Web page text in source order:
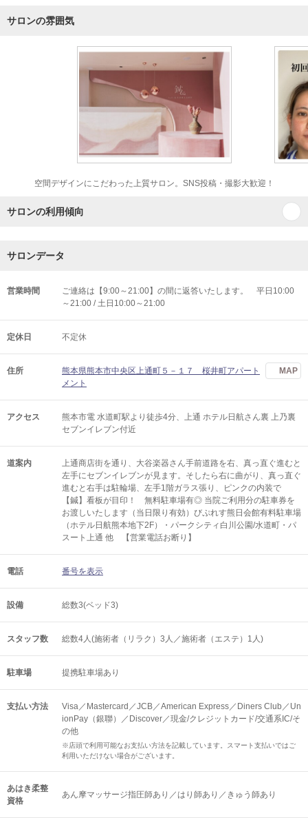
サロンの雰囲気
空間デザインにこだわった上質サロン。SNS投稿・撮影大歓迎！
サロンの利用傾向
サロンデータ
営業時間
ご連絡は【9:00～21:00】の間に返答いたします。 平日10:00
～21:00 / 土日10:00～21:00
定休日 不定休
住所
熊本県熊本市中央区上通町５－１７ 桜井町アパート
メント
MAP
アクセス
熊本市電 水道町駅より徒歩4分、上通 ホテル日航さん裏 上乃裏
セブンイレブン付近
道案内
上通商店街を通り、大谷楽器さん手前道路を右、真っ直ぐ進むと
左手にセブンイレブンが見ます。そしたら右に曲がり、真っ直ぐ
進むと右手は駐輪場、左手1階ガラス張り、ピンクの内装で
【鍼】看板が目印！ 無料駐車場有◎ 当院ご利用分の駐車券を
お渡しいたします（当日限り有効）びぷれす熊日会館有料駐車場
（ホテル日航熊本地下2F）・パークシティ白川公園/水道町・パ
スート上通 他 【営業電話お断り】
電話 番号を表示
設備 総数3(ベッド3)
スタッフ数 総数4人(施術者（リラク）3人／施術者（エステ）1人)
駐車場 提携駐車場あり
支払い方法
Visa／Mastercard／JCB／American Express／Diners Club／Un
ionPay（銀聯）／Discover／現金/クレジットカード/交通系IC/そ
の他
※店頭で利用可能なお支払い方法を記載しています。スマート支払いではご
利用いただけない場合がございます。
あはき柔整
資格
あん摩マッサージ指圧師あり／はり師あり／きゅう師あり